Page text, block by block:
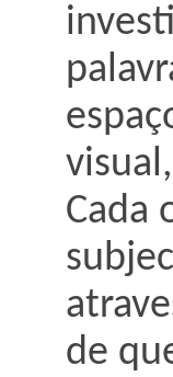
Cada
de